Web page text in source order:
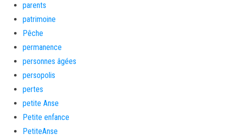
parents
patrimoine
Pêche
permanence
personnes âgées
persopolis
pertes
petite Anse
Petite enfance
PetiteAnse